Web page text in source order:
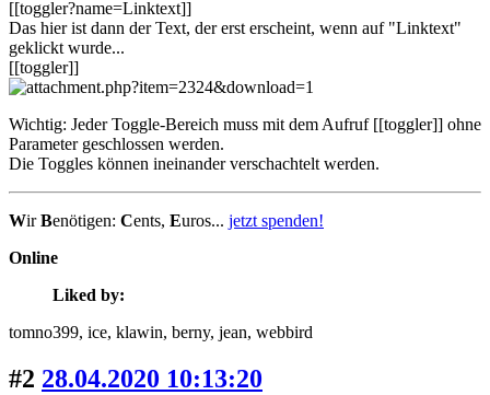
[[toggler?name=Linktext]]
Das hier ist dann der Text, der erst erscheint, wenn auf "Linktext"
geklickt wurde...
[[toggler]]
Wichtig: Jeder Toggle-Bereich muss mit dem Aufruf [[toggler]] ohne
Parameter geschlossen werden.
Die Toggles können ineinander verschachtelt werden.
WirBenötigen: Cents, Euros... jetzt spenden!
Online
Liked by:
tomno399, ice, klawin, berny, jean, webbird
#2 28.04.2020 10:13:20